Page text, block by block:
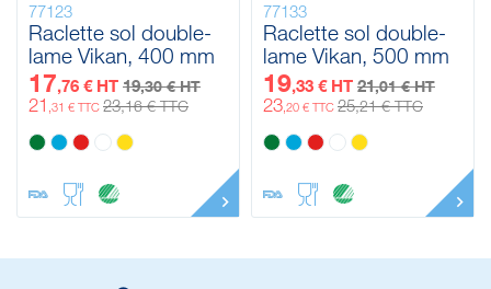
77123
Raclette sol double-
lame Vikan, 400 mm
17,76 € HT 19,30 € HT
21 ,31 € TTC 23,16 € TTC
77133
Raclette sol double-
lame Vikan, 500 mm
19,33 € HT 21,01 € HT
23,20 € TTC 25,21 € TTC